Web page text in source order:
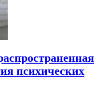
психических